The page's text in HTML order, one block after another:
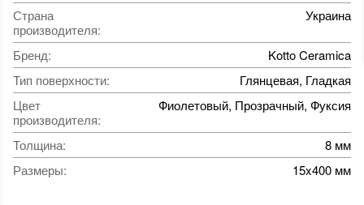
Страна
производителя:
Украина
Бренд:
Kotto Ceramica
Тип поверхности:
Глянцевая, Гладкая
Цвет
производителя:
Фиолетовый, Прозрачный, Фуксия
Толщина:
8 мм
Размеры: 15x400 мм